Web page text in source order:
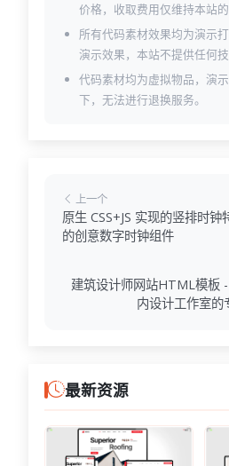
价格，收取费用仅维持本站的
所有代码素材效果均为演示
演示效果，本站不提供任何技
代码素材均为虚拟物品，演
下，无法进行退换服务。
上一个
原生 CSS+JS 实现的竖排时
的创意数字时钟组件
建筑设计师网站HTML模板
内设计工作室的
最新资源